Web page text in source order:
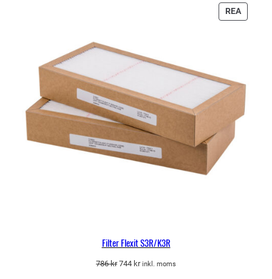
REA
PÅ
Filter Flexit S3R/K3R
786kr Det
744 krDet
inkl. moms